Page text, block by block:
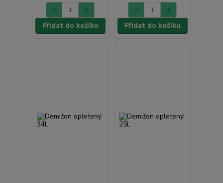
Přidat do košíku Přidat do košíku